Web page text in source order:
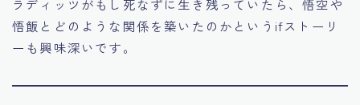
ラディッツがもし死なずに生き残っていたら、悟空や
悟飯とどのような関係を築いたのかというifストーリ
ーも興味深いです。